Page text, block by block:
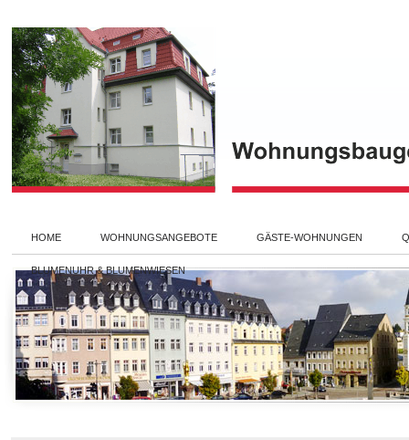
HOME WOHNUNGSANGEBOTE GÄSTE-WOHNUNGEN
BLUMENUHR & BLUMENWIESEN